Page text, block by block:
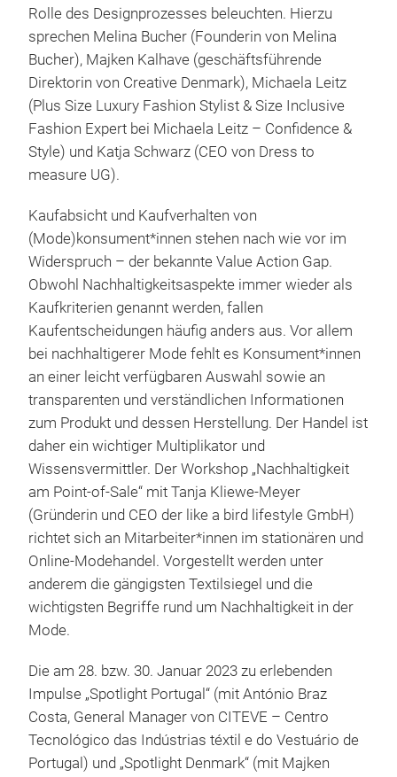
Rolle des Designprozesses beleuchten. Hierzu
sprechen Melina Bucher (Founderin von Melina
Bucher), Majken Kalhave (geschäftsführende
Direktorin von Creative Denmark), Michaela Leitz
(Plus Size Luxury Fashion Stylist & Size Inclusive
Fashion Expert bei Michaela Leitz – Confidence &
Style) und Katja Schwarz (CEO von Dress to
measure UG).
Kaufabsicht und Kaufverhalten von
(Mode)konsument*innen stehen nach wie vor im
Widerspruch – der bekannte Value Action Gap.
Obwohl Nachhaltigkeitsaspekte immer wieder als
Kaufkriterien genannt werden, fallen
Kaufentscheidungen häufig anders aus. Vor allem
bei nachhaltigerer Mode fehlt es Konsument*innen
an einer leicht verfügbaren Auswahl sowie an
transparenten und verständlichen Informationen
zum Produkt und dessen Herstellung. Der Handel ist
daher ein wichtiger Multiplikator und
Wissensvermittler. Der Workshop „Nachhaltigkeit
am Point-of-Sale“ mit Tanja Kliewe-Meyer
(Gründerin und CEO der like a bird lifestyle GmbH)
richtet sich an Mitarbeiter*innen im stationären und
Online-Modehandel. Vorgestellt werden unter
anderem die gängigsten Textilsiegel und die
wichtigsten Begriffe rund um Nachhaltigkeit in der
Mode.
Die am 28. bzw. 30. Januar 2023 zu erlebenden
Impulse „Spotlight Portugal“ (mit António Braz
Costa, General Manager von CITEVE – Centro
Tecnológico das Indústrias téxtil e do Vestuário de
Portugal) und „Spotlight Denmark“ (mit Majken